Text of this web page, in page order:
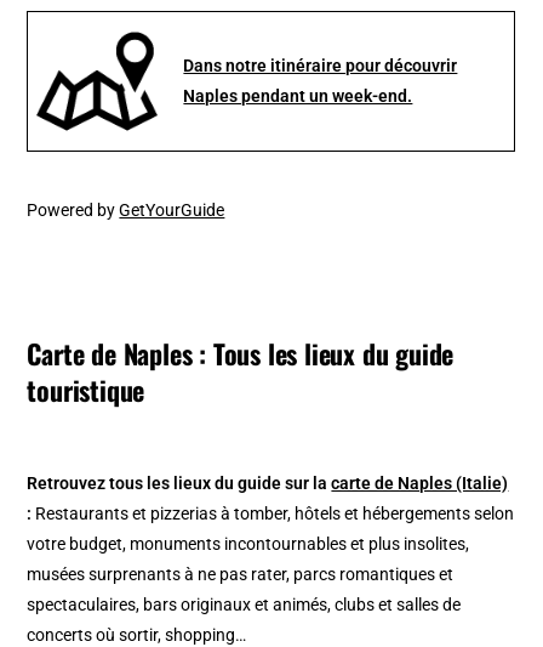
Dans notre itinéraire pour découvrir
Naples pendant un week-end.
Powered byGetYourGuide
Carte de Naples : Tous les lieux du guide
touristique
Retrouvez tous les lieux du guide sur lacarte de Naples (Italie)
: Restaurants et pizzerias à tomber, hôtels et hébergements selon
votre budget, monuments incontournables et plus insolites,
musées surprenants à ne pas rater, parcs romantiques et
spectaculaires, bars originaux et animés, clubs et salles de
concerts où sortir, shopping…